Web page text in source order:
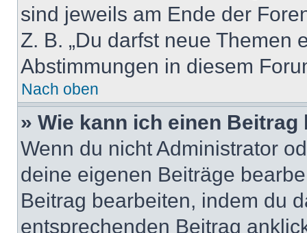
sind jeweils am Ende der
Z. B. „Du darfst neue Themen
Abstimmungen in diesem
Nach oben
» Wie kann ich einen
Wenn du nicht Administrator
deine eigenen Beiträge
Beitrag bearbeiten, indem du
entsprechenden Beitrag